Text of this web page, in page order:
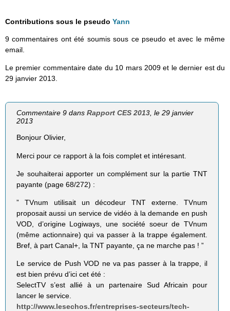
Contributions sous le pseudo Yann
9 commentaires ont été soumis sous ce pseudo et avec le même
email.
Le premier commentaire date du 10 mars 2009 et le dernier est du
29 janvier 2013.
Commentaire 9 dansRapport CES 2013, le 29 janvier
2013
Bonjour Olivier,
Merci pour ce rapport à la fois complet et intéresant.
Je souhaiterai apporter un complément sur la partie TNT
payante (page 68/272) :
” TVnum utilisait un décodeur TNT externe. TVnum
proposait aussi un service de vidéo à la demande en push
VOD, d’origine Logiways, une société soeur de TVnum
(même actionnaire) qui va passer à la trappe également.
Bref, à part Canal+, la TNT payante, ça ne marche pas ! ”
Le service de Push VOD ne va pas passer à la trappe, il
est bien prévu d’ici cet été :
SelectTV s’est allié à un partenaire Sud Africain pour
lancer le service.
http://www.lesechos.fr/entreprises-secteurs/tech-